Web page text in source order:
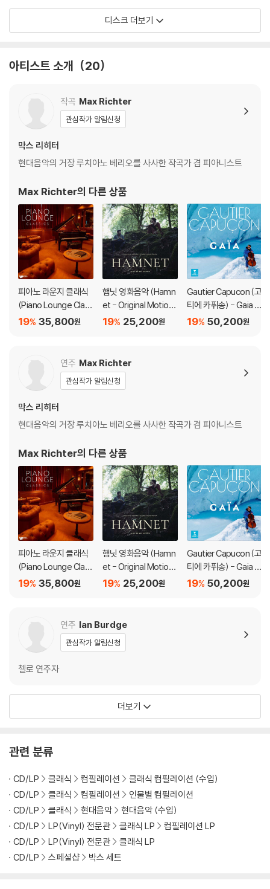
재생이 불안정한 경우 스태빌라이저를 사용하시면 좀 더 안정적인 재생이
블 스핀들에 맞지 않는 경우에는 전용 제품 등을 이용하여 센터 홀을 조정
3) 디스크에 미세한 잔 흠집이 남아있거나 인쇄 면이 깨끗하지 않은 경우
가 있으며, 이는 상품의 불량이 아닙니다. 단, 재생에 이상이 있는 경우에는
불량으로 인한 반품/교환이 가능합니다
※ 컬러 디스크
아래에 해당하는 경우는 불량이 아니므로 개봉 후 반품/교환이 불가합니
1) 컬러 디스크는 웹 이미지와 실제 색상이 차이가 날 수 있습니다.
2) 컬러 디스크의 특성상 제작 공정시 앨범마다 색상 차이가 나는 경우도
있습니다.
3) 컬러 디스크는 제작 과정에서 다른 색상 염료가 섞여 얼룩과 번짐, 반점
등이 발생할 수 있습니다.
1) 불량으로 인한 반품/교환 요청 시에는 불량 확인을 위해 개봉 시의 동영
상을 요청할 수 있으며, 동영상이 없는 경우 반품/교환이 제한될 수 있습니
2) LP는 잦은 배송 과정에서 재킷에 손상이 발생할 가능성이 높고 재판매
가 어려우므로 신중한 구매를 부탁드립니다.
디스크 더보기
아티스트 소개 20
작곡 Max Richter
관심작가 알림신청
막스 리히터
현대음악의 거장 루치아노 베리오를 사사한 작곡가 겸 피아니스트
Max Richter의 다른 상품
피아노 라운지 클래식
(Piano Lounge Clas
sics) [LP]35,800원
19%
햄닛 영화음악 (Hamn
et - Original Motion
Picture Soundtrack
25,200원
19%
Gautier Capucon (고
티에 카퓌송) - Gaia [L
P]
50,200원
19%
연주 Max Richter
관심작가 알림신청
막스 리히터
현대음악의 거장 루치아노 베리오를 사사한 작곡가 겸 피아니스트
Max Richter의 다른 상품
피아노 라운지 클래식
(Piano Lounge Clas
sics) [LP]35,800원
19%
햄닛 영화음악 (Hamn
et - Original Motion
Picture Soundtrack
25,200원
19%
Gautier Capucon (고
티에 카퓌송) - Gaia [L
P]
50,200원
19%
연주 Ian Burdge
관심작가 알림신청
첼로 연주자
더보기
관련 분류
CD/LP 클래식 컴필레이션
클래식 컴필레이션 (수입)
CD/LP
클래식 컴필레이션
인물별 컴필레이션
CD/LP
클래식 현대음악
현대음악 (수입)
CD/LP
LP(Vinyl) 전문관 클래식 LP
컴필레이션 LP
CD/LP
LP(Vinyl) 전문관
클래식 LP
CD/LP
스페셜샵 박스 세트